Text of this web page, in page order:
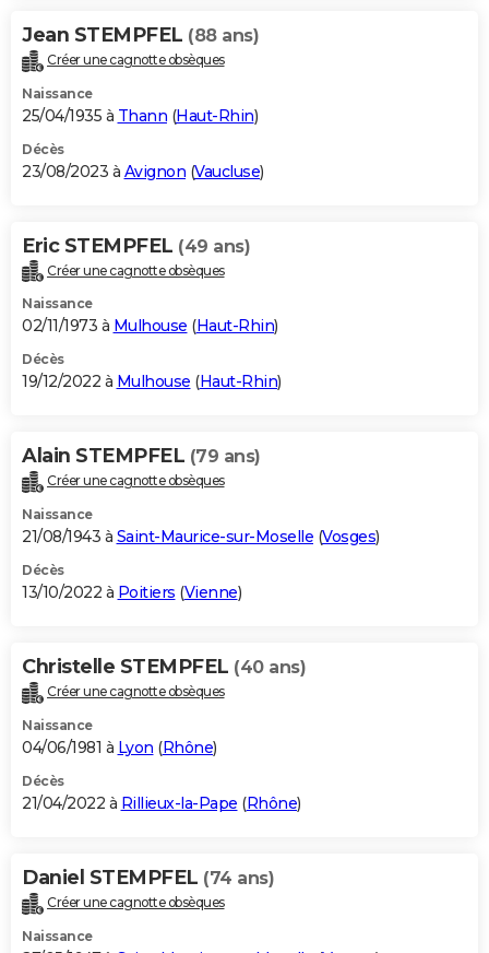
Jean STEMPFEL (88 ans)
Créer une cagnotte obsèques
Naissance
25/04/1935 à Thann (Haut-Rhin)
Décès
23/08/2023 à Avignon (Vaucluse)
Eric STEMPFEL (49 ans)
Créer une cagnotte obsèques
Naissance
02/11/1973 à Mulhouse (Haut-Rhin)
Décès
19/12/2022 à Mulhouse (Haut-Rhin)
Alain STEMPFEL (79 ans)
Créer une cagnotte obsèques
Naissance
21/08/1943 à Saint-Maurice-sur-Moselle (Vosges)
Décès
13/10/2022 à Poitiers (Vienne)
Christelle STEMPFEL (40 ans)
Créer une cagnotte obsèques
Naissance
04/06/1981 à Lyon (Rhône)
Décès
21/04/2022 à Rillieux-la-Pape (Rhône)
Daniel STEMPFEL (74 ans)
Créer une cagnotte obsèques
Naissance